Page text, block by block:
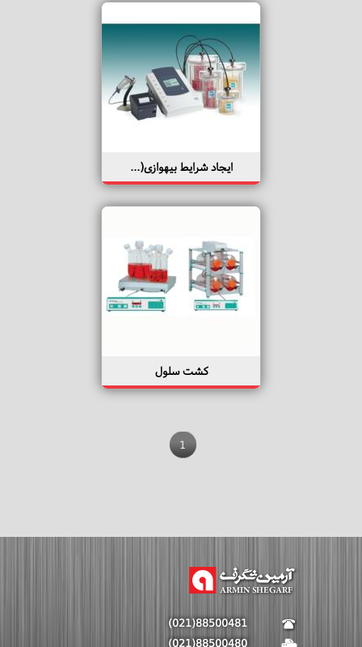
ایجاد شرایط بیهوازی(...
کشت سلول
1
(021)88500481
(021)88500480